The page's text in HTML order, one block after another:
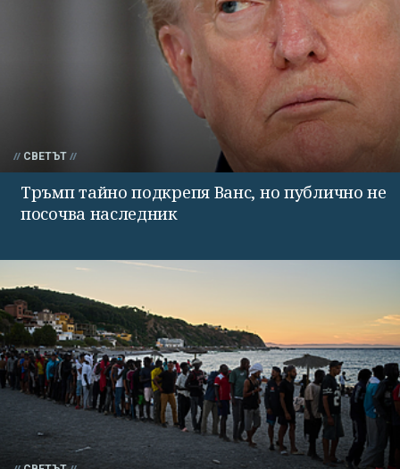
СВЕТЪТ
Тръмп тайно подкрепя Ванс, но публично не
посочва наследник